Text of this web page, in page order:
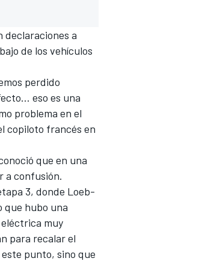
declaraciones a
de los vehículos
perdido
eso es una
problema en el
copiloto francés en
que en una
a confusión.
3, donde Loeb-
hubo una
muy
para recalar el
punto, sino que